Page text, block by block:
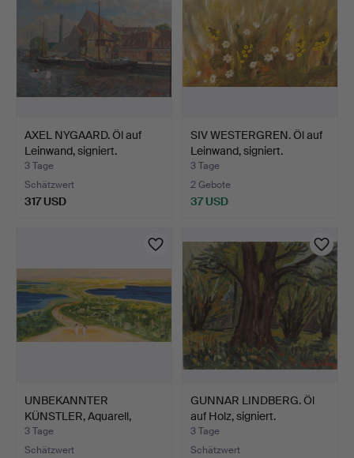
AXEL NYGAARD. Öl auf
Leinwand, signiert.
3 Tage
Schätzwert
317 USD
SIV WESTERGREN. Öl auf
Leinwand, signiert.
3 Tage
2 Gebote
37 USD
UNBEKANNTER
KÜNSTLER, Aquarell,
signiert.
3 Tage
Schätzwert
GUNNAR LINDBERG. Öl
auf Holz, signiert.
3 Tage
Schätzwert